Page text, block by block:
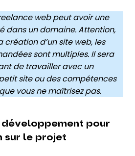
web peut avoir une
dans un domaine. Attention,
d’un site web, les
sont multiples. Il sera
de travailler avec un
site ou des compétences
vous ne maîtrisez pas.
pour
sur le projet